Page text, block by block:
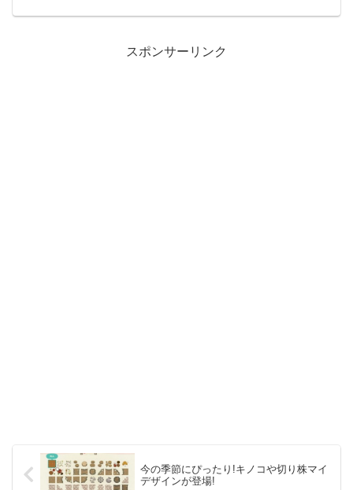
スポンサーリンク
今の季節にぴったり!キノコや切り株マイ
デザインが登場!